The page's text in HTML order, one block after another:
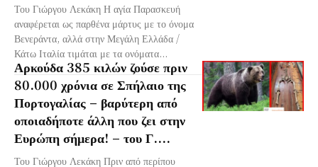
Του Γιώργου Λεκάκη Η αγία Παρασκευή
αναφέρεται ως παρθένα μάρτυς με το όνομα
Βενεράντα, αλλά στην Μεγάλη Ελλάδα /
Κάτω Ιταλία τιμάται με τα ονόματα...
Αρκούδα 385 κιλών ζούσε πριν
80.000 χρόνια σε Σπήλαιο της
Πορτογαλίας – βαρύτερη από
οποιαδήποτε άλλη που ζει στην
Ευρώπη σήμερα! – του Γ....
Του Γιώργου Λεκάκη Πριν από περίπου